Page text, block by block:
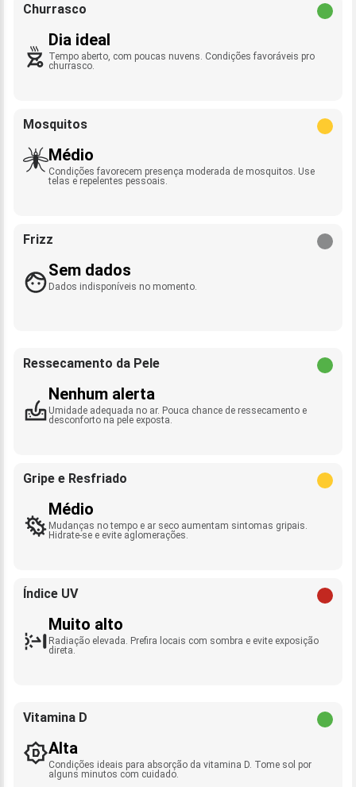
Churrasco
Dia ideal
Tempo aberto, com poucas nuvens. Condições favoráveis pro
churrasco.
Mosquitos
Médio
Condições favorecem presença moderada de mosquitos. Use
telas e repelentes pessoais.
Frizz
Sem dados
Dados indisponíveis no momento.
Ressecamento da Pele
Nenhum alerta
Umidade adequada no ar. Pouca chance de ressecamento e
desconforto na pele exposta.
Gripe e Resfriado
Médio
Mudanças no tempo e ar seco aumentam sintomas gripais.
Hidrate-se e evite aglomerações.
Índice UV
Muito alto
Radiação elevada. Prefira locais com sombra e evite exposição
direta.
Vitamina D
Alta
Condições ideais para absorção da vitamina D. Tome sol por
alguns minutos com cuidado.